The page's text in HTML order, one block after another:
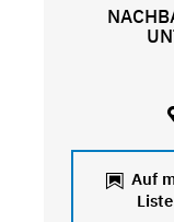
Auf
Liste